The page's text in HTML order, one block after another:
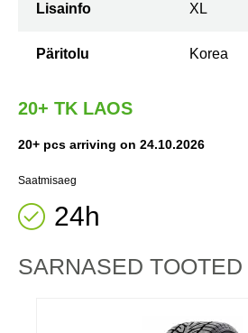
Lisainfo XL
Päritolu Korea
20+ TK LAOS
20+ pcs arriving on 24.10.2026
Saatmisaeg
24h
SARNASED TOOTED